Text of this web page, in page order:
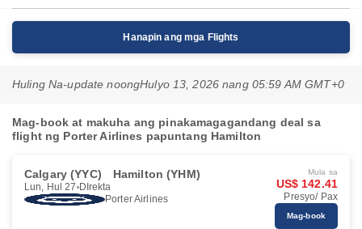
Hanapin ang mga Flights
Huling Na-update noongHulyo 13, 2026 nang 05:59 AM GMT+0
Mag-book at makuha ang pinakamagagandang deal sa
flight ng Porter Airlines papuntang Hamilton
Calgary (YYC) Hamilton (YHM)
Lun, Hul 27 DIrekta
Porter Airlines
Mula sa
US$ 142.41
Presyo/ Pax
Mag-book